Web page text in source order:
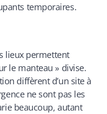
temporaires.
lieux permettent
le manteau » divise.
diffèrent d’un site à
ne sont pas les
beaucoup, autant